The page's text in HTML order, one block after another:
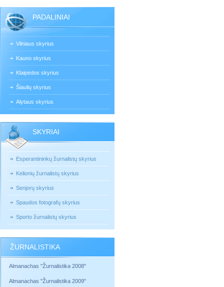
PADALINIAI
Vilniaus skyrius
Kauno skyrius
Klaipėdos skyrius
Šiaulių skyrius
Alytaus skyrius
SKYRIAI
Esperantininkų žurnalistų skyrius
Kelionių žurnalistų skyrius
Senjorų skyrius
Spaudos fotografų skyrius
Sporto žurnalistų skyrius
ŽURNALISTIKA
Almanachas "Žurnalistika 2008"
Almanachas "Žurnalistika 2009"